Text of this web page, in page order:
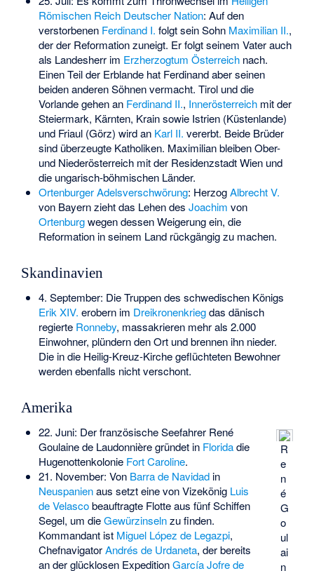
Römischen Reich Deutscher Nation: Auf den
verstorbenen Ferdinand I. folgt sein Sohn Maximilian II.,
der der Reformation zuneigt. Er folgt seinem Vater auch
als Landesherr im Erzherzogtum Österreichnach.
Einen Teil der Erblande hat Ferdinand aber seinen
beiden anderen Söhnen vermacht. Tirol und die
Vorlandegehen an Ferdinand II., Innerösterreichmit der
Steiermark, Kärnten, Krain sowie Istrien (Küstenlande)
und Friaul (Görz) wird an Karl II. vererbt. Beide Brüder
sind überzeugte Katholiken. Maximilian bleiben Ober-
und Niederösterreich mit der Residenzstadt Wien und
die ungarisch-böhmischen Länder.
Ortenburger Adelsverschwörung: HerzogAlbrecht V.
von Bayern zieht das Lehen des Joachim von
Ortenburgwegen dessen Weigerung ein, die
Reformation in seinem Land rückgängig zu machen.
Skandinavien
4. September: Die Truppen des schwedischen Königs
Erik XIV. erobern im Dreikronenkriegdas dänisch
regierte Ronneby, massakrieren mehr als 2.000
Einwohner, plündern den Ort und brennen ihn nieder.
Die in die Heilig-Kreuz-Kirchegeflüchteten Bewohner
werden ebenfalls nicht verschont.
Amerika
R
e
n
é
G
o
ul
ai
n
22. Juni: Der französische Seefahrer René
Goulaine de Laudonnièregründet in Floridadie
Hugenottenkolonie Fort Caroline.
21. November: Von Barra de Navidadin
Neuspanienaus setzt eine von Vizekönig Luis
de Velascobeauftragte Flotte aus fünf Schiffen
Segel, um dieGewürzinselnzu finden.
Kommandant ist Miguel López de Legazpi,
ChefnavigatorAndrés de Urdaneta, der bereits
an der glücklosen ExpeditionGarcía Jofre de